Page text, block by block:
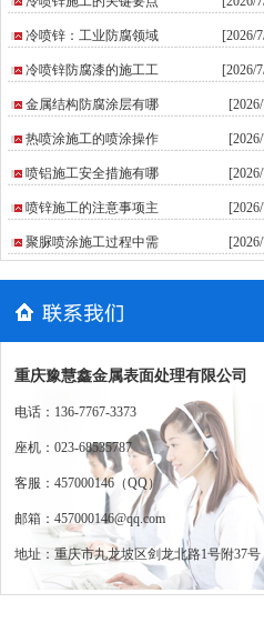
冷喷锌：工业防腐领域 [2026/
冷喷锌防腐漆的施工工 [2026/
金属结构防腐涂层有哪
热喷涂施工的喷涂操作
喷铝施工安全措施有哪
喷锌施工的注意事项主
聚脲喷涂施工过程中需
重庆豫慧鑫金属表面处理有限公司
电话：136-7767-3373
座机：023-68535787
客服：457000146（QQ）
邮箱：457000146@qq.com
地址：重庆市九龙坡区剑龙北路1号附37号